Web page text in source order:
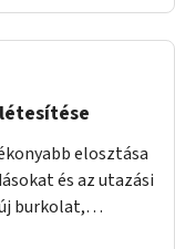
elosztása
és az utazási
burkolat,